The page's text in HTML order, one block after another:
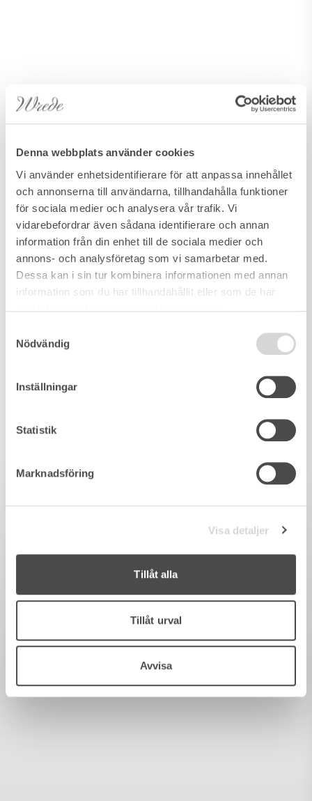
Denna webbplats använder cookies
Vi använder enhetsidentifierare för att anpassa innehållet
och annonserna till användarna, tillhandahålla funktioner
för sociala medier och analysera vår trafik. Vi
vidarebefordrar även sådana identifierare och annan
information från din enhet till de sociala medier och
annons- och analysföretag som vi samarbetar med.
Dessa kan i sin tur kombinera informationen med annan
information som du har tillhandahållit eller som de har
Nödvändig
Inställningar
Statistik
Marknadsföring
Visa detaljer
Tillåt alla
Tillåt urval
Avvisa